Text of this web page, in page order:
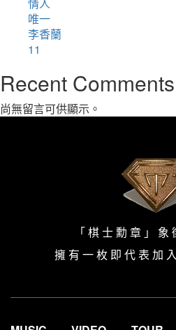
唯一
李香蘭
11
Recent Comments
尚無留言可供顯示。
「 棋 士 勳 章 」
擁 有 一 枚 即 代 表 加